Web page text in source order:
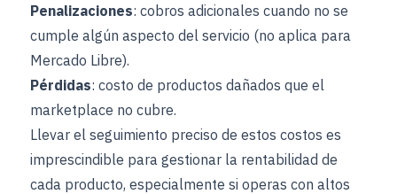
Penalizaciones: cobros adicionales cuando no se
cumple algún aspecto del servicio (no aplica para
Mercado Libre).
Pérdidas: costo de productos dañados que el
marketplace no cubre.
Llevar el seguimiento preciso de estos costos es
imprescindible para gestionar la rentabilidad de
cada producto, especialmente si operas con altos